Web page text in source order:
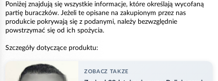
Poniżej znajdują się wszystkie informacje, które określają wycofaną
partię buraczków. Jeżeli te opisane na zakupionym przez nas
produkcie pokrywają się z podanymi, należy bezwzględnie
powstrzymać się od ich spożycia.
Szczegóły dotyczące produktu:
ZOBACZ TAKZE